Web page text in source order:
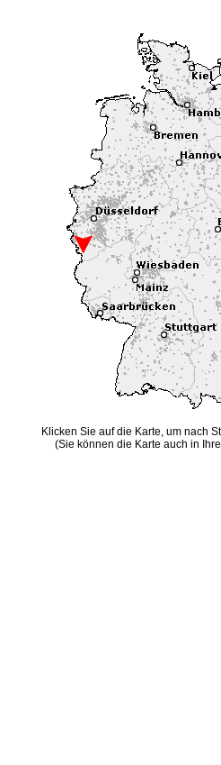
Klicken Sie auf die Karte, um nach
(Sie können die Karte auch in